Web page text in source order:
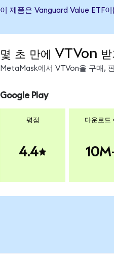
이 제품은 Vanguard Value ETF
몇 초 만에 VTVon 받
MetaMask에서 VTVon을 구매,
Google Play
평점
4.4
다운로드